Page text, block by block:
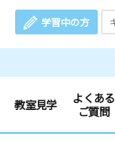
学習中の方
教室見学
よくある
ご質問